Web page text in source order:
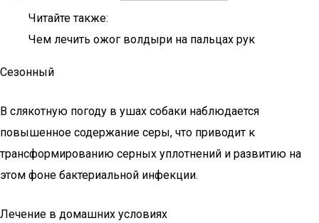
Читайте также:
Чем лечить ожог волдыри на пальцах рук
Сезонный
В слякотную погоду в ушах собаки наблюдается
повышенное содержание серы, что приводит к
трансформированию серных уплотнений и развитию на
этом фоне бактериальной инфекции.
Лечение в домашних условиях